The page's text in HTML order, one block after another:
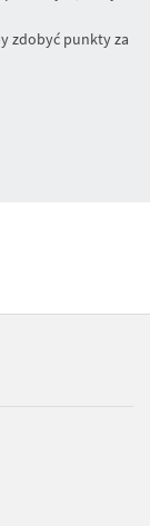
zdobyć punkty za